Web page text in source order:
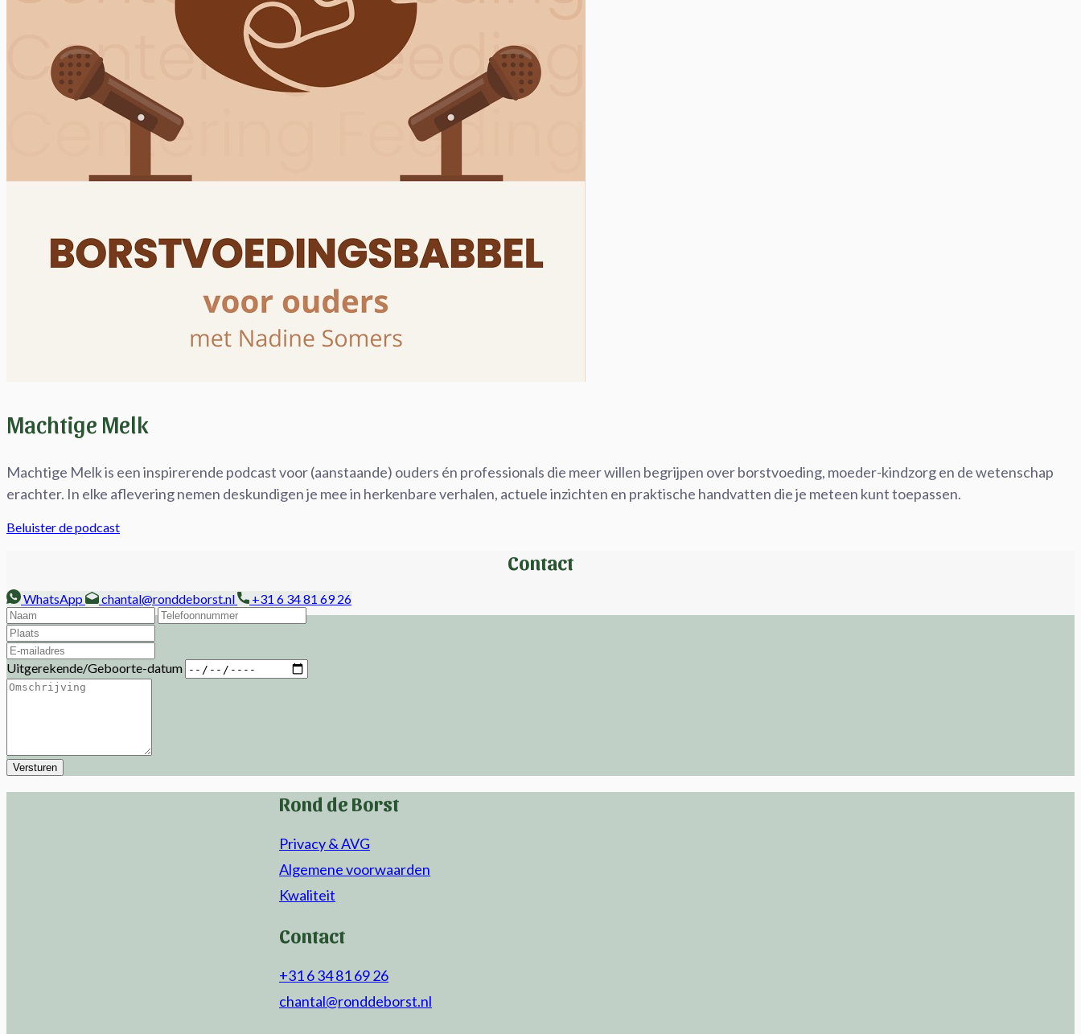
Machtige Melk
Machtige Melk is een inspirerende podcast voor (aanstaande) ouders én professionals die meer willen begrijpen over borstvoeding, moeder-kindzorg en de wetenschap
erachter. In elke aflevering nemen deskundigen je mee in herkenbare verhalen, actuele inzichten en praktische handvatten die je meteen kunt toepassen.
Beluister de podcast
Contact
WhatsApp chantal@ronddeborst.nl +31 6 34 81 69 26
Uitgerekende/Geboorte-datum
Versturen
Rond de Borst
Privacy & AVG
Algemene voorwaarden
Kwaliteit
Contact
+31 6 34 81 69 26
chantal@ronddeborst.nl